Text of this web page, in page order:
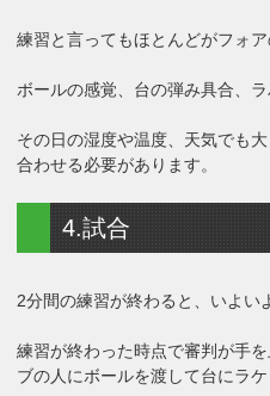
練習と言ってもほとんどがフォア
ボールの感覚、台の弾み具合、
その日の湿度や温度、天気でも
合わせる必要があります。
4.試合
2分間の練習が終わると、いよい
練習が終わった時点で審判が手
ブの人にボールを渡して台にラケ